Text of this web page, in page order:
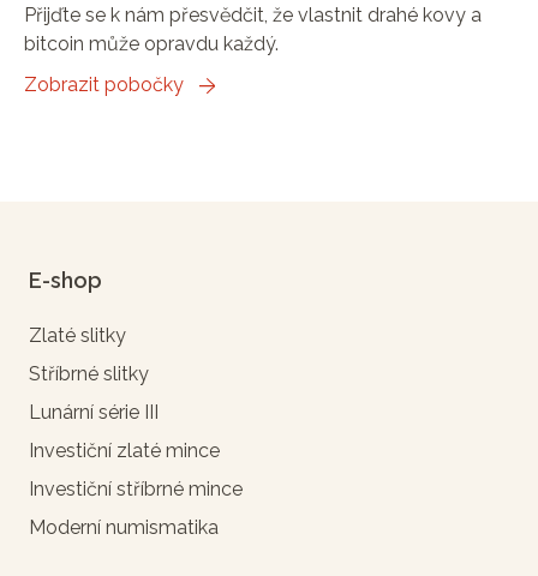
Přijďte se k nám přesvědčit, že vlastnit drahé kovy a
bitcoin může opravdu každý.
Zobrazit pobočky
E-shop
Zlaté slitky
Stříbrné slitky
Lunární série III
Investiční zlaté mince
Investiční stříbrné mince
Moderní numismatika